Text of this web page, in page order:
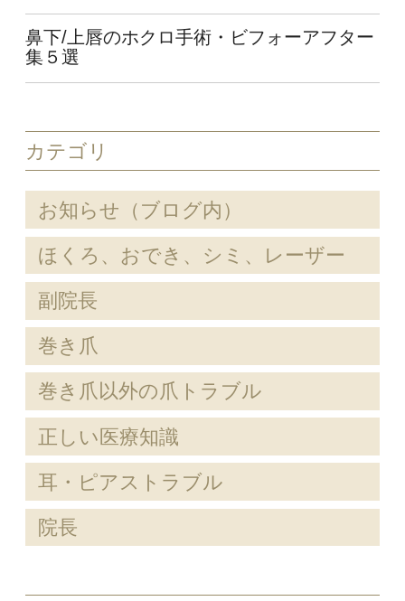
鼻下/上唇のホクロ手術・ビフォーアフター
集５選
カテゴリ
お知らせ（ブログ内）
ほくろ、おでき、シミ、レーザー
副院長
巻き爪
巻き爪以外の爪トラブル
正しい医療知識
耳・ピアストラブル
院長